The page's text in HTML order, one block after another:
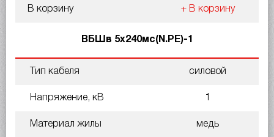
В корзину + В корзину
ВБШв 5х240мс(N.PE)-1
Тип кабеля силовой
Напряжение, кВ 1
Материал жилы медь